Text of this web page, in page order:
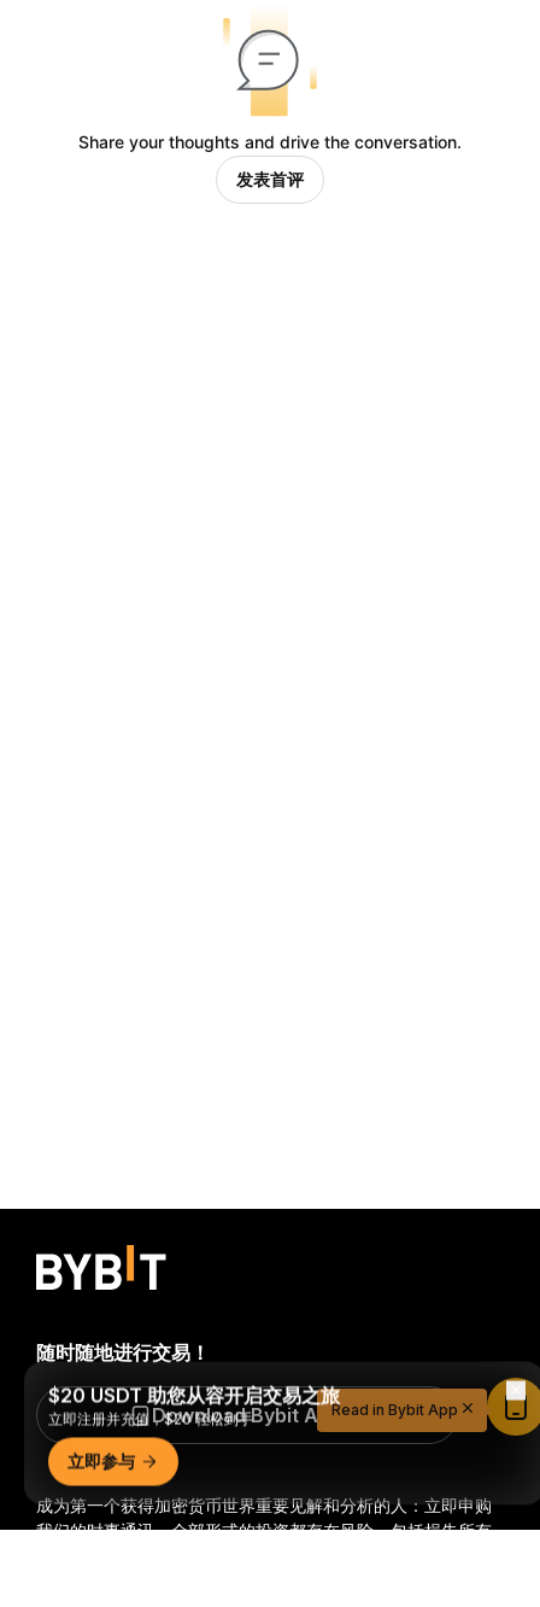
Share your thoughts and drive the conversation.
发表首评
成为第一个获得加密货币世界重要见解和分析的人：立即申购
我们的时事通讯。全部形式的投资都存在风险，包括损失所有
随时随地进行交易！
Download Bybit App
$20 USDT 助您从容开启交易之旅
立即注册并充值，$20 轻松到手
立即参与
Read in Bybit App